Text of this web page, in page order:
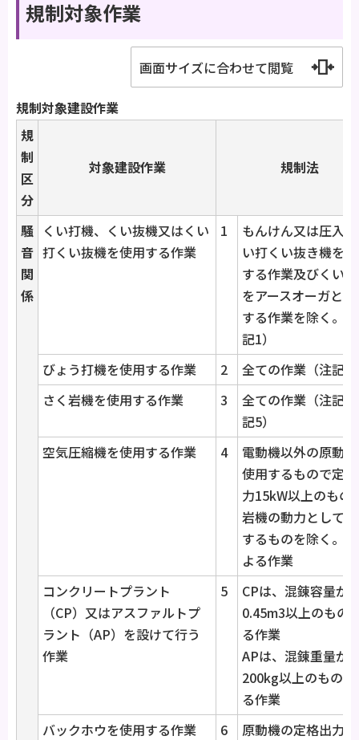
規制対象作業
画面サイズに合わせて閲覧
規制対象建設作業
規
制
区
分
対象建設作業 規制法
騒
音
関
係
くい打機、くい抜機又はくい
打くい抜機を使用する作業
1
もんけん又は圧入
い打くい抜き機を
する作業及びくい
をアースオーガと
する作業を除く。
記1）
びょう打機を使用する作業
2
全ての作業（注記2
さく岩機を使用する作業
3
全ての作業（注記3
記5）
空気圧縮機を使用する作業
4
電動機以外の原動
使用するもので定
力15kW以上のもの
岩機の動力として
するものを除く。
よる作業
コンクリートプラント
（CP）又はアスファルトプ
ラント（AP）を設けて行う
作業
5
CPは、混錬容量が
0.45m3以上のもの
る作業
APは、混錬重量が
200kg以上のもの
る作業
バックホウを使用する作業
6
原動機の定格出力